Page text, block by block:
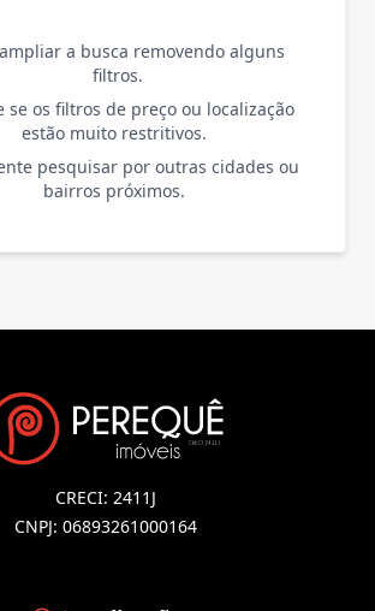
a busca removendo alguns
filtros.
se os filtros de preço ou localização
estão muito restritivos.
pesquisar por outras cidades ou
bairros próximos.
CRECI: 2411J
CNPJ: 06893261000164